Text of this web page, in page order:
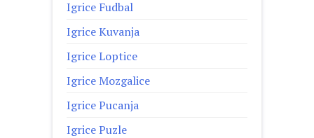
Igrice Fudbal
Igrice Kuvanja
Igrice Loptice
Igrice Mozgalice
Igrice Pucanja
Igrice Puzle